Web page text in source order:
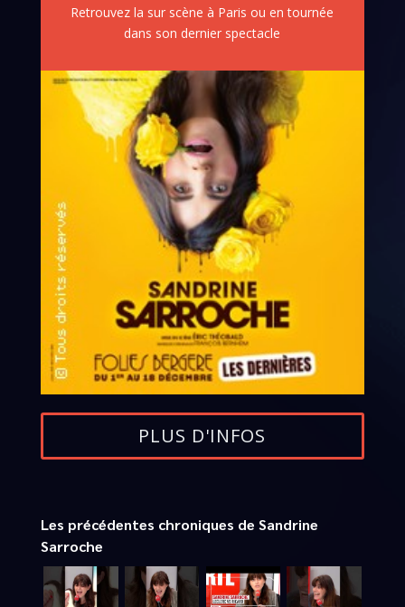
Retrouvez la sur scène à Paris ou en tournée
dans son dernier spectacle
PLUS D'INFOS
Les précédentes chroniques de Sandrine
Sarroche